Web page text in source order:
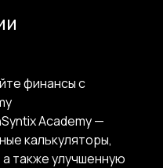
финансы с
Academy —
калькуляторы,
также улучшенную